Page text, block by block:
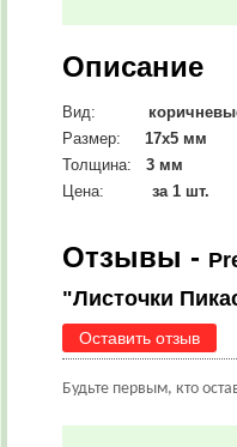
Описание
Вид:
Размер:
17х5 мм
Толщина:
3 мм
Цена:
за 1 шт.
Отзывы -
"Листочки
Оставить отзыв
Будьте первым, кто